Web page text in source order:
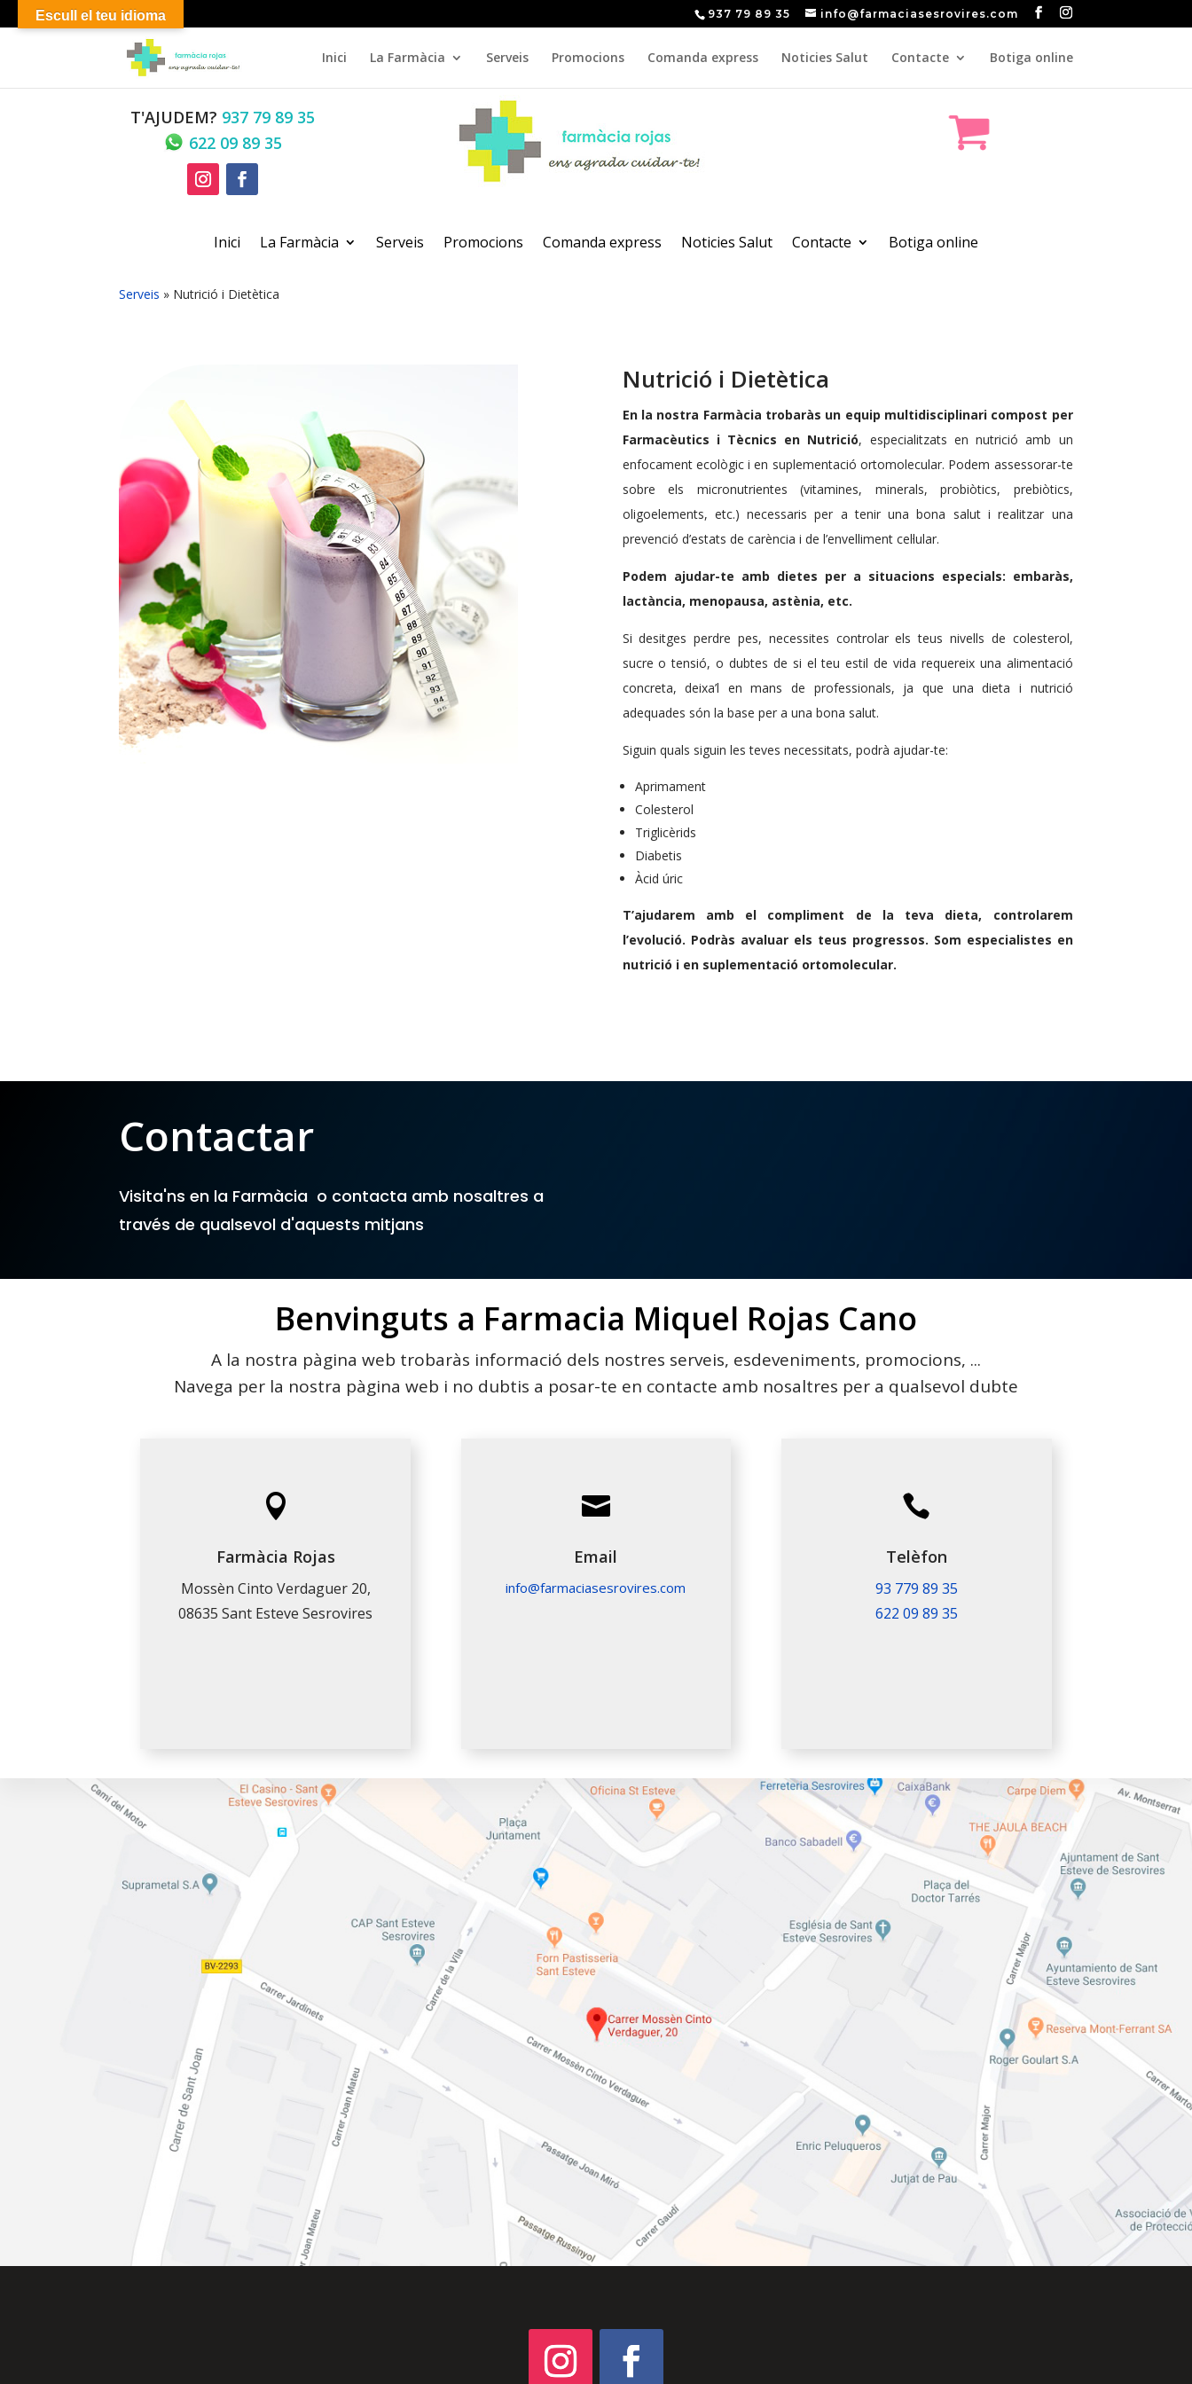
937 79 89 35 info@farmaciasesrovires.com
Inici La Farmàcia Serveis Promocions Comanda express Noticies Salut Contacte Botiga online
T'AJUDEM? 937 79 89 35
622 09 89 35
Inici La Farmàcia Serveis Promocions Comanda express Noticies Salut Contacte Botiga online
Serveis » Nutrició i Dietètica
Nutrició i Dietètica
En la nostra Farmàcia trobaràs un equip multidisciplinari compost per
Farmacèutics i Tècnics en Nutrició, especialitzats en nutrició amb un
enfocament ecològic i en suplementació ortomolecular. Podem assessorar-te
sobre els micronutrientes (vitamines, minerals, probiòtics, prebiòtics,
oligoelements, etc.) necessaris per a tenir una bona salut i realitzar una
prevenció d’estats de carència i de l’envelliment cel·lular.
Podem ajudar-te amb dietes per a situacions especials: embaràs,
lactància, menopausa, astènia, etc.
Si desitges perdre pes, necessites controlar els teus nivells de colesterol,
sucre o tensió, o dubtes de si el teu estil de vida requereix una alimentació
concreta, deixa’l en mans de professionals, ja que una dieta i nutrició
adequades són la base per a una bona salut.
Siguin quals siguin les teves necessitats, podrà ajudar-te:
Aprimament
Colesterol
Triglicèrids
Diabetis
Àcid úric
T’ajudarem amb el compliment de la teva dieta, controlarem
l’evolució. Podràs avaluar els teus progressos. Som especialistes en
nutrició i en suplementació ortomolecular.
Contactar
Visita'ns en la Farmàcia o contacta amb nosaltres a
través de qualsevol d'aquests mitjans
Benvinguts a Farmacia Miquel Rojas Cano
A la nostra pàgina web trobaràs informació dels nostres serveis, esdeveniments, promocions, ...
Navega per la nostra pàgina web i no dubtis a posar-te en contacte amb nosaltres per a qualsevol dubte

Farmàcia Rojas
Mossèn Cinto Verdaguer 20,
08635 Sant Esteve Sesrovires

Email
info@farmaciasesrovires.com

Telèfon
93 779 89 35
622 09 89 35
Escull el teu idioma